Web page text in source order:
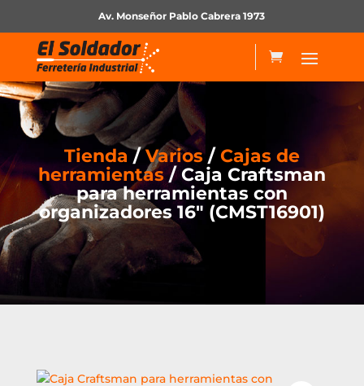
Av. Monseñor Pablo Cabrera 1973
Tienda/Varios/ Cajas de
herramientas/ Caja Craftsman
para herramientas con
organizadores 16″ (CMST16901)